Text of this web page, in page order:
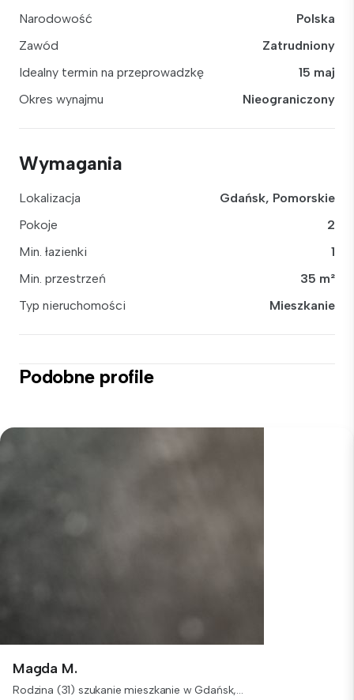
Narodowość
Polska
Zawód
Zatrudniony
Idealny termin na przeprowadzkę
15 maj
Okres wynajmu
Nieograniczony
Wymagania
Lokalizacja
Gdańsk, Pomorskie
Pokoje
2
Min. łazienki
1
Min. przestrzeń
35 m²
Typ nieruchomości
Mieszkanie
Podobne profile
Magda M.
Rodzina (31) szukanie mieszkanie w Gdańsk,...